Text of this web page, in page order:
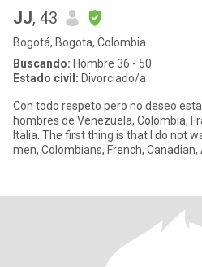
JJ, 43
Bogotá, Bogota, Colombia
Buscando: Hombre 36 - 50
Estado civil: Divorciado/a
Con todo respeto pero no deseo
hombres de Venezuela, Colombia,
Italia. The first thing is that I do not